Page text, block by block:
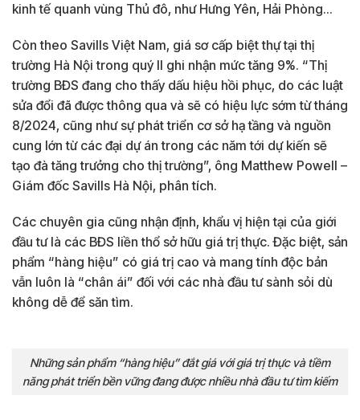
kinh tế quanh vùng Thủ đô, như Hưng Yên, Hải Phòng…
Còn theo Savills Việt Nam, giá sơ cấp biệt thự tại thị
trường Hà Nội trong quý II ghi nhận mức tăng 9%. “Thị
trường BĐS đang cho thấy dấu hiệu hồi phục, do các luật
sửa đổi đã được thông qua và sẽ có hiệu lực sớm từ tháng
8/2024, cũng như sự phát triển cơ sở hạ tầng và nguồn
cung lớn từ các đại dự án trong các năm tới dự kiến sẽ
tạo đà tăng trưởng cho thị trường”, ông Matthew Powell –
Giám đốc Savills Hà Nội, phân tích.
Các chuyên gia cũng nhận định, khẩu vị hiện tại của giới
đầu tư là các BĐS liền thổ sở hữu giá trị thực. Đặc biệt, sản
phẩm “hàng hiệu” có giá trị cao và mang tính độc bản
vẫn luôn là “chân ái” đối với các nhà đầu tư sành sỏi dù
không dễ để săn tìm.
Những sản phẩm “hàng hiệu” đắt giá với giá trị thực và tiềm
năng phát triển bền vững đang được nhiều nhà đầu tư tìm kiếm